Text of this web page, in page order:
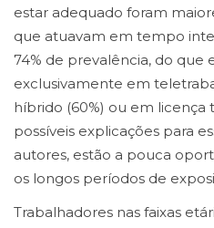
estar adequado foram
que atuavam em tempo
74% de prevalência, do que
exclusivamente em
híbrido (60%) ou em licença
possíveis explicações para
autores, estão a pouca
os longos períodos de
Trabalhadores nas faixas